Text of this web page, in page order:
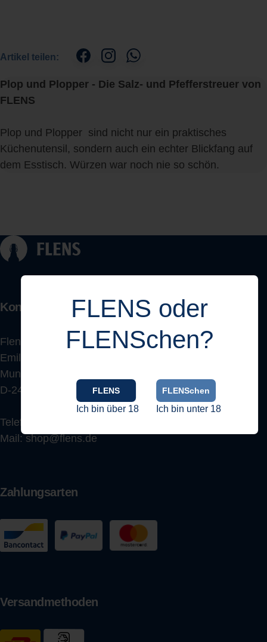
FLENS oder
FLENSchen?
FLENS
Ich bin über 18
FLENSchen
Ich bin unter 18
Artikel teilen:
Plop und Plopper - Die Salz- und Pfefferstreuer von
FLENS
Plop und Plopper sind nicht nur ein praktisches
Küchenutensil, sondern auch ein echter Blickfang auf
dem Esstisch. Würzen war noch nie so schön.
Zahlungsarten
Versandmethoden
Kontakt
Flensburger Brauerei
Emil Petersen GmbH & Co. KG
Munketoft 12
D-24937 Flensburg
Telefon:
Mail: shop@flens.de